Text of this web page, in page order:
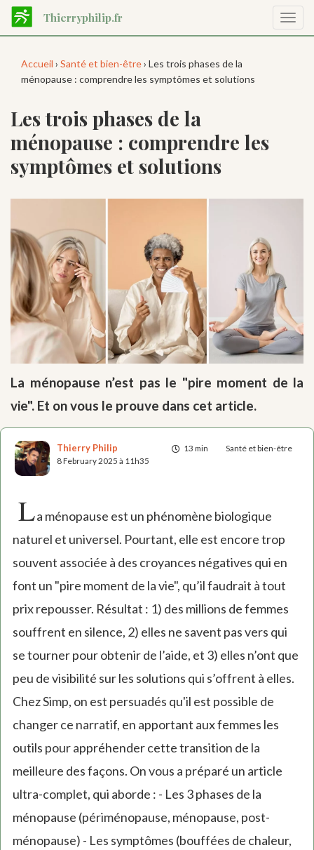
Aller
contenu
Thierryphilip.fr
la
Accueil › Santé et bien-être› Les trois phases de la
ménopause : comprendre les symptômes et solutions
Les trois phases de la
ménopause : comprendre les
symptômes et solutions
La ménopause n’est pas le "pire moment de la
vie". Et on vous le prouve dans cet article.
13 min Santé et bien-être
Thierry Philip
8 February 2025 à 11h35
La ménopause est un phénomène biologique
naturel et universel. Pourtant, elle est encore trop
souvent associée à des croyances négatives qui en
font un "pire moment de la vie", qu’il faudrait à tout
prix repousser. Résultat : 1) des millions de femmes
souffrent en silence, 2) elles ne savent pas vers qui
se tourner pour obtenir de l’aide, et 3) elles n’ont que
peu de visibilité sur les solutions qui s’offrent à elles.
Chez Simp, on est persuadés qu'il est possible de
changer ce narratif, en apportant aux femmes les
outils pour appréhender cette transition de la
meilleure des façons. On vous a préparé un article
ultra-complet, qui aborde : - Les 3 phases de la
ménopause (périménopause, ménopause, post-
ménopause) - Les symptômes (bouffées de chaleur,